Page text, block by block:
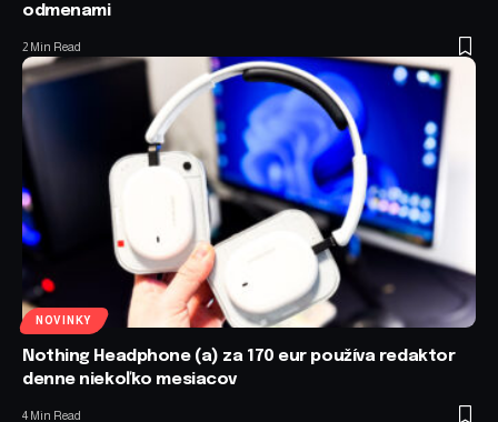
odmenami
2 Min Read
NOVINKY
Nothing Headphone (a) za 170 eur používa redaktor
denne niekoľko mesiacov
4 Min Read